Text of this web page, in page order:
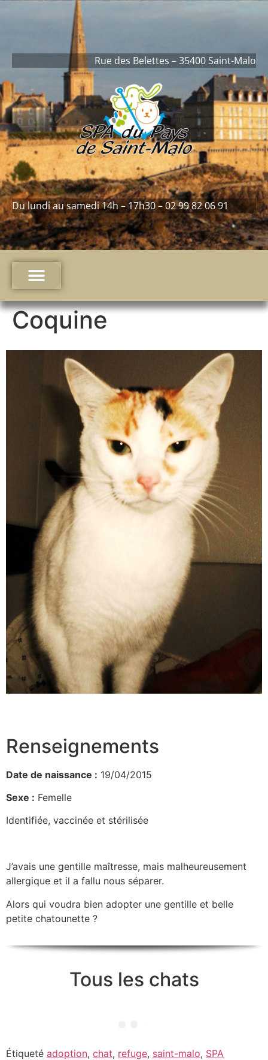
Rue des Belettes – 35400 Saint-Malo
Du lundi au samedi 14h – 17h30 – 02 99 82 06 91
Coquine
Renseignements
Date de naissance : 19/04/2015
Sexe : Femelle
Identifiée, vaccinée et stérilisée
J’avais une gentille maîtresse, mais malheureusement
allergique et il a fallu nous séparer.
Alors qui voudra bien adopter une gentille et belle
petite chatounette ?
Tous les chats
Étiqueté adoption, chat, refuge, saint-malo, SPA